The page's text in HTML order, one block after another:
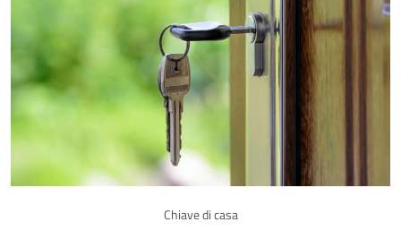
Chiave di casa